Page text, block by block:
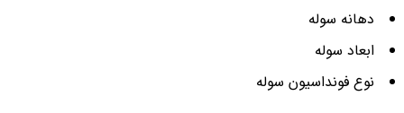
دهانه سوله
ابعاد سوله
نوع فونداسیون سوله